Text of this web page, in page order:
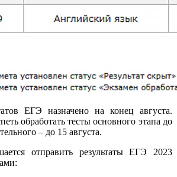
ЕГЭ назначено на конец августа.
обработать тесты основного этапа до
– до 15 августа.
отправить результаты ЕГЭ 2023